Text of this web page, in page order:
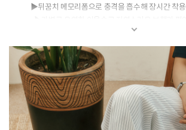
▶뒤꿈치 메모리폼으로 충격을 흡수해 장시간 착